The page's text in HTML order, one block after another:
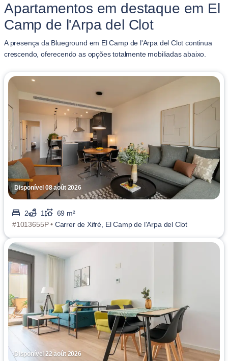
Apartamentos em destaque em El
Camp de l'Arpa del Clot
A presença da Blueground em El Camp de l'Arpa del Clot continua
crescendo, oferecendo as opções totalmente mobiliadas abaixo.
Disponível 08 août 2026
2 1
69 m²
#1013655P • Carrer de Xifré, El Camp de l'Arpa del Clot
Disponível 22 août 2026